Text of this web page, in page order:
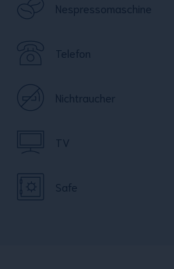
Nespressomaschine
Telefon
Nichtraucher
TV
Safe